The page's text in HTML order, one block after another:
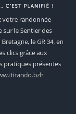
votre randonnée
sur le Sentier des
le GR 34, en
clics grâce aux
pratiques présentes